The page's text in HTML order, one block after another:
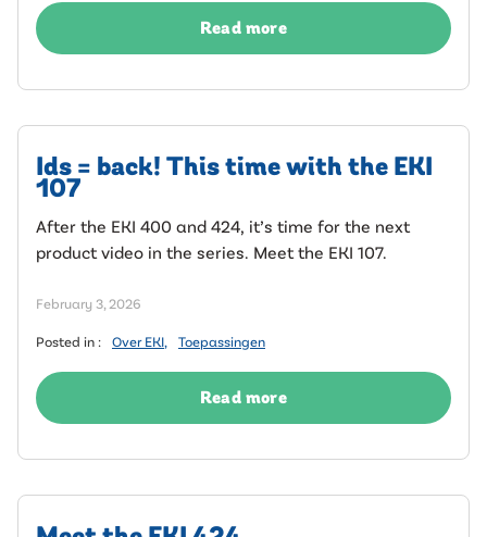
Read more
Ids = back! This time with the EKI
107
After the EKI 400 and 424, it’s time for the next
product video in the series. Meet the EKI 107.
February 3, 2026
Posted in : Over EKI, Toepassingen
Read more